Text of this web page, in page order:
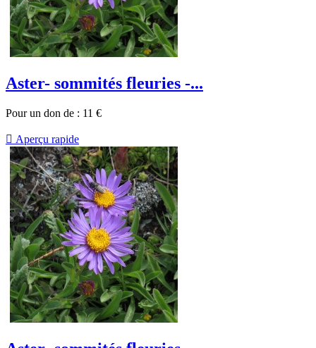
Aster- sommités fleuries -...
Pour un don de : 11 €
 Aperçu rapide